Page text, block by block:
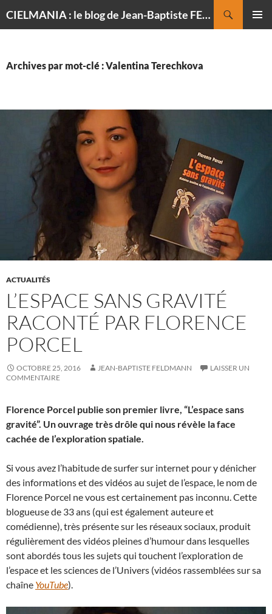
CIELMANIA : le blog de Jean-Baptiste FELDMANN, photographe du ciel
Archives par mot-clé : Valentina Terechkova
ACTUALITÉS
L’ESPACE SANS GRAVITÉ
RACONTÉ PAR FLORENCE
PORCEL
OCTOBRE 25, 2016 JEAN-BAPTISTE FELDMANN
LAISSER UN
COMMENTAIRE
Florence Porcel publie son premier livre, “L’espace sans
gravité”. Un ouvrage très drôle qui nous révèle la face
cachée de l’exploration spatiale.
Si vous avez l’habitude de surfer sur internet pour y dénicher
des informations et des vidéos au sujet de l’espace, le nom de
Florence Porcel ne vous est certainement pas inconnu. Cette
blogueuse de 33 ans (qui est également auteure et
comédienne), très présente sur les réseaux sociaux, produit
régulièrement des vidéos pleines d’humour dans lesquelles
sont abordés tous les sujets qui touchent l’exploration de
l’espace et les sciences de l’Univers (vidéos rassemblées sur sa
chaîne YouTube).